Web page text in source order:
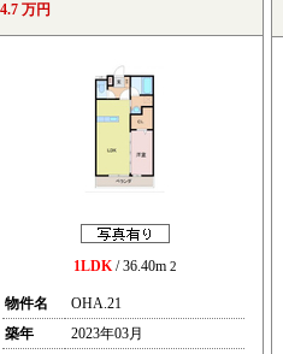
4.7 万円
1LDK/ 36.40m 2
物件名
OHA.21
築年
2023年03月